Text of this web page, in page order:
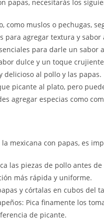
papas, necesitarás los
como muslos o pechugas,
para agregar textura y sabor
para darle un sabor
dulce y un toque
delicioso al pollo y las papas.
picante al plato, pero
agregar especias como
mexicana con papas, es
las piezas de pollo antes
más rápida y uniforme.
y córtalas en cubos del
Pica finamente los
de picante.